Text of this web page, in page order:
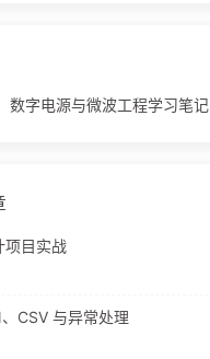
数字电源与微波工程学习笔记
项目实战
CSV 与异常处理